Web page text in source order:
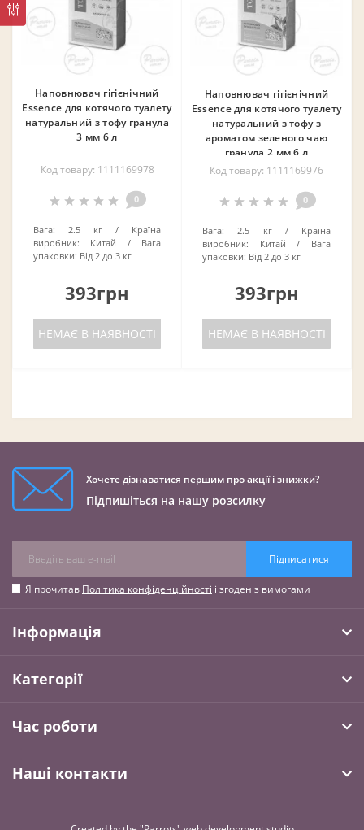
Наповнювач гігієнічний
Essence для котячого туалету
натуральний з тофу гранула
3 мм 6 л
Код товару: 1111169978
0
Вага: 2.5 кг
Країна
виробник:
Китай
Вага
упаковки: Від 2 до 3 кг
393грн
НЕМАЄ В НАЯВНОСТІ
Наповнювач гігієнічний
Essence для котячого туалету
натуральний з тофу з
ароматом зеленого чаю
гранула 2 мм 6 л
Код товару: 1111169976
0
Вага: 2.5 кг
Країна
виробник:
Китай
Вага
упаковки: Від 2 до 3 кг
393грн
НЕМАЄ В НАЯВНОСТІ
Хочете дізнаватися першим про акції і знижки?
Підпишіться на нашу розсилку
Підписатися
Я прочитав Політика конфіденційності і згоден з вимогами
Інформація
Категорії
Час роботи
Наші контакти